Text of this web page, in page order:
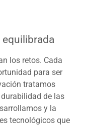
los retos. Cada
para ser
tratamos
de las
y la
tecnológicos que